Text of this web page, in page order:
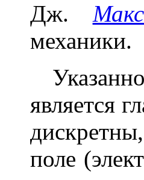
Дж.
механики.
является
поле